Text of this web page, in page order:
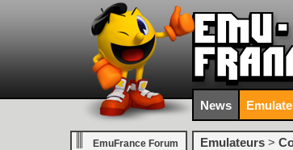
News
EmuFrance Forum
Emulateurs >